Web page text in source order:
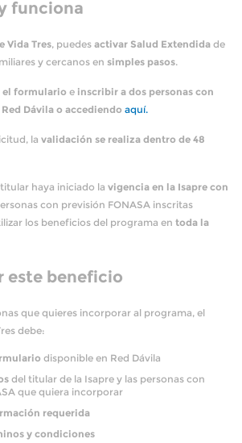
funciona
Vida Tres, puedes activar Salud Extendida de
y cercanos en simples pasos.
formulario e inscribir a dos personas con
Dávila o accediendo aquí.
la validación se realiza dentro de 48
haya iniciado la vigencia en la Isapre con
con previsión FONASA inscritas
los beneficios del programa en toda la
este beneficio
que quieres incorporar al programa, el
debe:
disponible en Red Dávila
del titular de la Isapre y las personas con
que quiera incorporar
requerida
y condiciones